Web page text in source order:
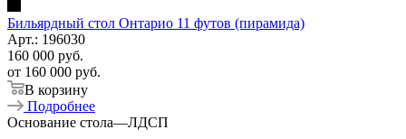
Бильярдный стол Онтарио 11 футов (пирамида)
Арт.: 196030
160 000 руб.
от 160 000 руб.
В корзину
Подробнее
Основание стола—ЛДСП